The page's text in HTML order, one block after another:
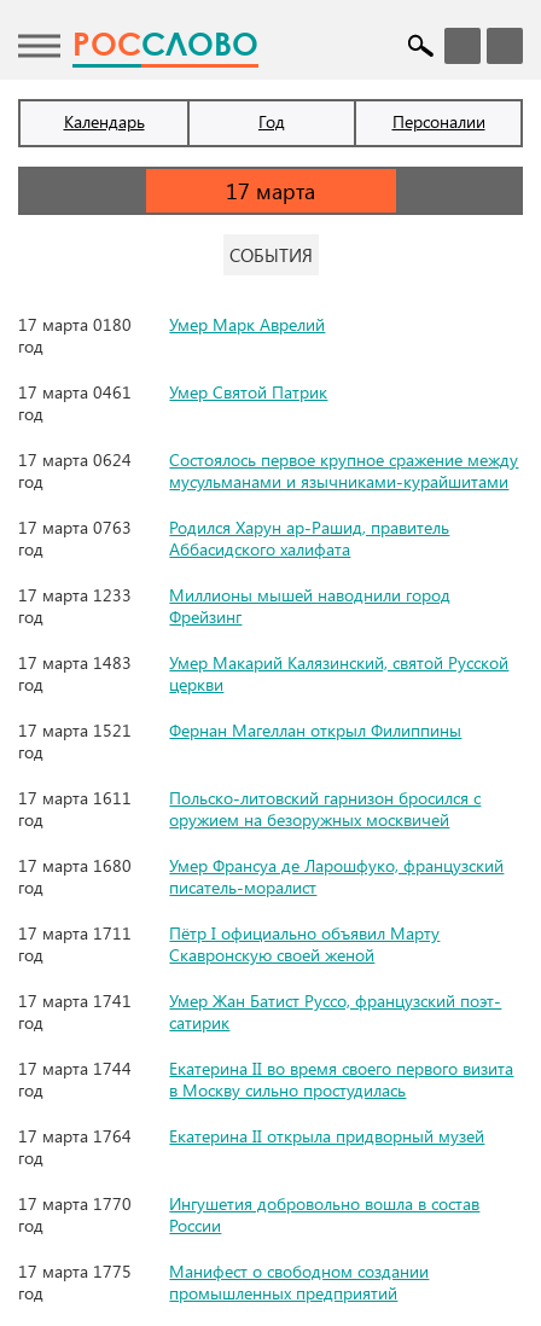
POCСЛОВО
Календарь Год Персоналии
СОБЫТИЯ
17 марта 0180
год
Умер Марк Аврелий
17 марта 0461
год
Умер Святой Патрик
17 марта 0624
год
Состоялось первое крупное сражение между
мусульманами и язычниками-курайшитами
17 марта 0763
год
Родился Харун ар-Рашид, правитель
Аббасидского халифата
17 марта 1233
год
Миллионы мышей наводнили город
Фрейзинг
17 марта 1483
год
Умер Макарий Калязинский, святой Русской
церкви
17 марта 1521
год
Фернан Магеллан открыл Филиппины
17 марта 1611
год
Польско-литовский гарнизон бросился с
оружием на безоружных москвичей
17 марта 1680
год
Умер Франсуа де Ларошфуко, французский
писатель-моралист
17 марта 1711
год
Пётр I официально объявил Марту
Скавронскую своей женой
17 марта 1741
год
Умер Жан Батист Руссо, французский поэт-
сатирик
17 марта 1744
год
Екатерина II во время своего первого визита
в Москву сильно простудилась
17 марта 1764
год
Екатерина II открыла придворный музей
17 марта 1770
год
Ингушетия добровольно вошла в состав
России
17 марта 1775
год
Манифест о свободном создании
промышленных предприятий